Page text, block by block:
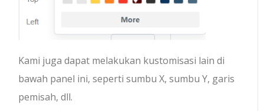
Kami juga dapat melakukan kustomisasi lain di
bawah panel ini, seperti sumbu X, sumbu Y, garis
pemisah, dll.